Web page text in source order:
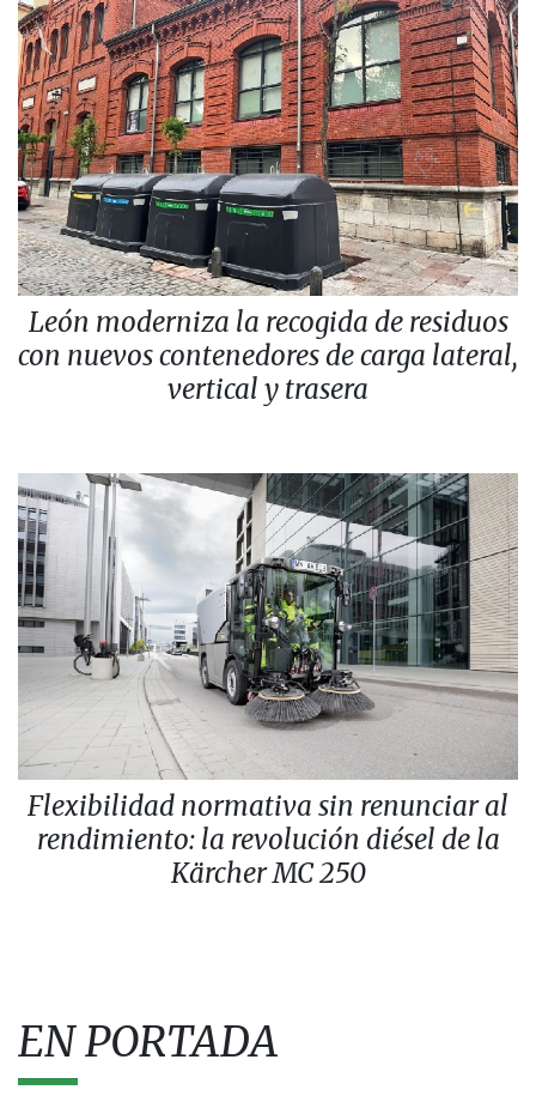
León moderniza la recogida de residuos
con nuevos contenedores de carga lateral,
vertical y trasera
Flexibilidad normativa sin renunciar al
rendimiento: la revolución diésel de la
Kärcher MC 250
EN PORTADA